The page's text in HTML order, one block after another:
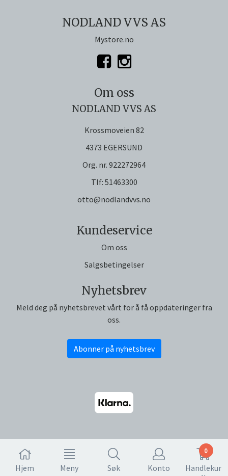
Hjem Meny Søk Konto
0
Handlekur
NODLAND VVS AS
Mystore.no
Om oss
NODLAND VVS AS
Krossmoveien 82
4373 EGERSUND
Org. nr. 922272964
Tlf: 51463300
otto@nodlandvvs.no
Kundeservice
Om oss
Salgsbetingelser
Nyhetsbrev
Meld deg på nyhetsbrevet vårt for å få oppdateringer fra
oss.
Abonner på nyhetsbrev